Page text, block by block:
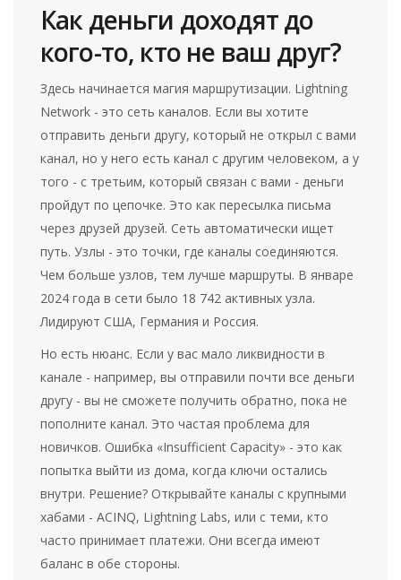
Как деньги доходят до
кого-то, кто не ваш друг?
Здесь начинается магия маршрутизации. Lightning
Network - это сеть каналов. Если вы хотите
отправить деньги другу, который не открыл с вами
канал, но у него есть канал с другим человеком, а у
того - с третьим, который связан с вами - деньги
пройдут по цепочке. Это как пересылка письма
через друзей друзей. Сеть автоматически ищет
путь. Узлы - это точки, где каналы соединяются.
Чем больше узлов, тем лучше маршруты. В январе
2024 года в сети было 18 742 активных узла.
Лидируют США, Германия и Россия.
Но есть нюанс. Если у вас мало ликвидности в
канале - например, вы отправили почти все деньги
другу - вы не сможете получить обратно, пока не
пополните канал. Это частая проблема для
новичков. Ошибка «Insufficient Capacity» - это как
попытка выйти из дома, когда ключи остались
внутри. Решение? Открывайте каналы с крупными
хабами - ACINQ, Lightning Labs, или с теми, кто
часто принимает платежи. Они всегда имеют
баланс в обе стороны.